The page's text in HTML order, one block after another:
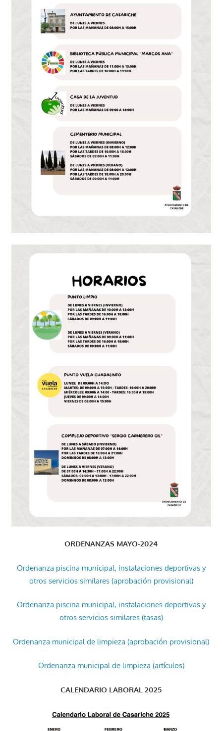
ORDENANZAS MAYO-2024
Ordenanza piscina municipal, instalaciones deportivas y
otros servicios similares (aprobación provisional)
Ordenanza piscina municipal, instalaciones deportivas y
otros servicios similares (tasas)
Ordenanza municipal de limpieza (aprobación provisional)
Ordenanza municipal de limpieza (artículos)
CALENDARIO LABORAL 2025